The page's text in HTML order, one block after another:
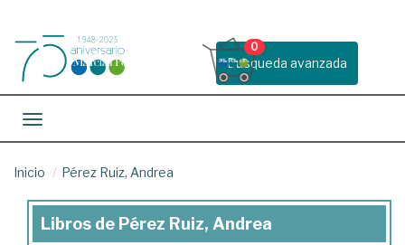
Busqueda avanzada
0
Toggle navigation
Inicio Pérez Ruiz, Andrea
Libros
Libros de Pérez Ruiz, Andrea